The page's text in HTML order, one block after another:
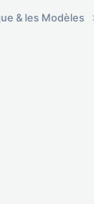
& les Modèles